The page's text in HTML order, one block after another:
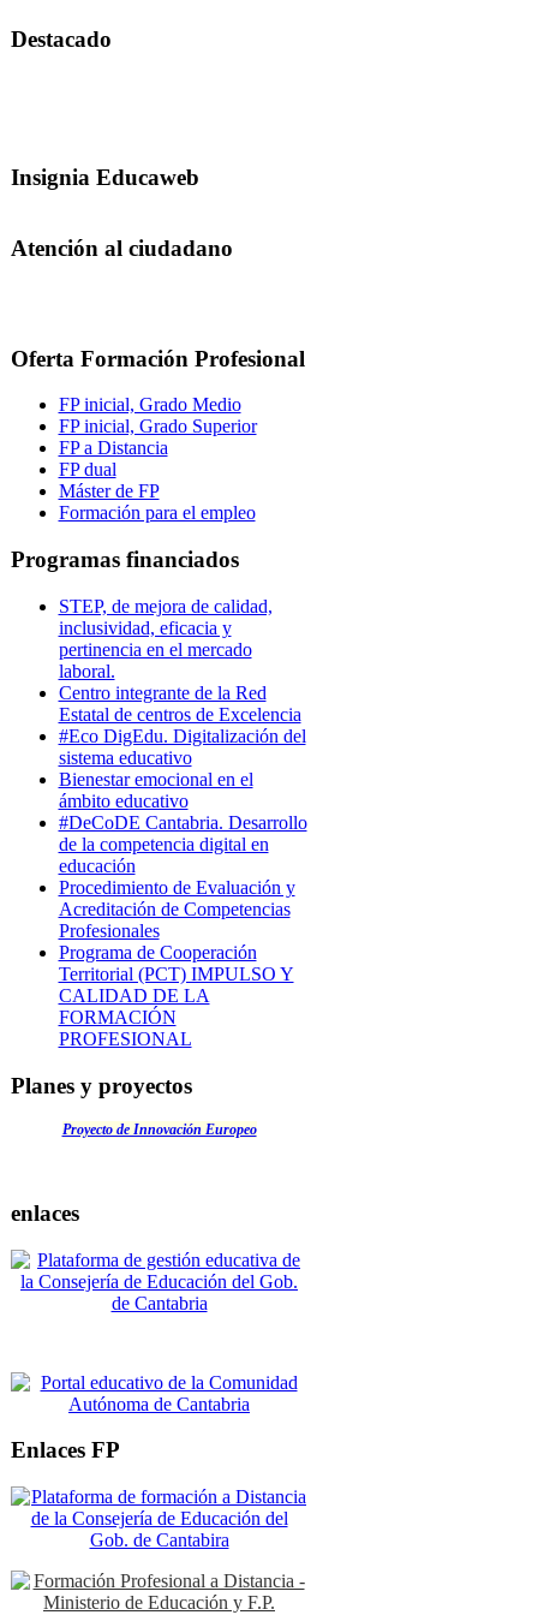
Destacado
Insignia Educaweb
Atención al ciudadano
Oferta Formación Profesional
FP inicial, Grado Medio
FP inicial, Grado Superior
FP a Distancia
FP dual
Máster de FP
Formación para el empleo
Programas financiados
STEP, de mejora de calidad,
inclusividad, eficacia y
pertinencia en el mercado
laboral.
Centro integrante de la Red
Estatal de centros de Excelencia
#Eco DigEdu. Digitalización del
sistema educativo
Bienestar emocional en el
ámbito educativo
#DeCoDE Cantabria. Desarrollo
de la competencia digital en
educación
Procedimiento de Evaluación y
Acreditación de Competencias
Profesionales
Programa de Cooperación
Territorial (PCT) IMPULSO Y
CALIDAD DE LA
FORMACIÓN
PROFESIONAL
Planes y proyectos
Proyecto de Innovación Europeo
enlaces
Enlaces FP